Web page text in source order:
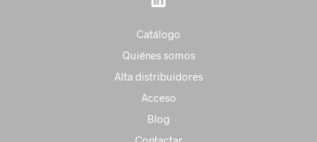
Catálogo
Quiénes somos
Alta distribuidores
Acceso
Blog